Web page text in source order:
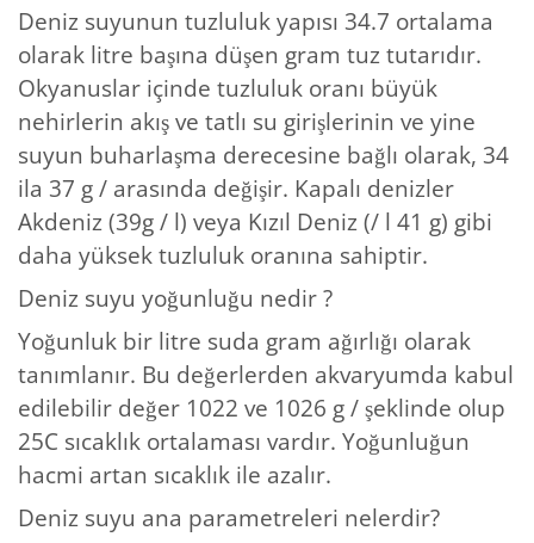
Deniz suyunun tuzluluk yapısı 34.7 ortalama
olarak litre başına düşen gram tuz tutarıdır.
Okyanuslar içinde tuzluluk oranı büyük
nehirlerin akış ve tatlı su girişlerinin ve yine
suyun buharlaşma derecesine bağlı olarak, 34
ila 37 g / arasında değişir. Kapalı denizler
Akdeniz (39g / l) veya Kızıl Deniz (/ l 41 g) gibi
daha yüksek tuzluluk oranına sahiptir.
Deniz suyu yoğunluğu nedir ?
Yoğunluk bir litre suda gram ağırlığı olarak
tanımlanır. Bu değerlerden akvaryumda kabul
edilebilir değer 1022 ve 1026 g / şeklinde olup
25C sıcaklık ortalaması vardır. Yoğunluğun
hacmi artan sıcaklık ile azalır.
Deniz suyu ana parametreleri nelerdir?